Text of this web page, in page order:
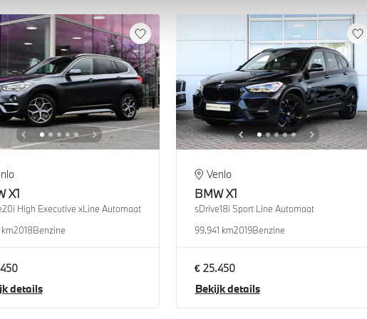
X1
High Executive xLine Automaat
km2018Benzine
details
Venlo
BMW X1
sDrive18i Sport Line Automaat
99.941 km2019Benzine
€ 25.450
Bekijk details